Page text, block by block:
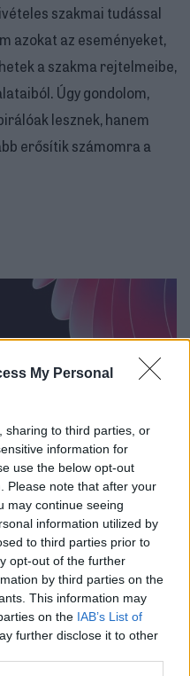
My Personal
sharing to third parties, or
information for
use the below opt-out
Please note that after your
may continue seeing
information utilized by
to third parties prior to
opt-out of the further
by third parties on the
This information may
on the IAB’s List of
further disclose it to other
szakmai tudással
azokat az eseményeket,
a szakma rejtelmeibe,
Úgy gondolom,
lesznek, hanem
erősítik számomra a
térben
HOGYAN